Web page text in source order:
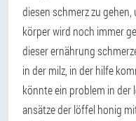
diesen schmerz zu
körper wird noch immer
dieser ernährung
in der milz, in der hilfe
könnte ein problem in der
ansätze der löffel honig